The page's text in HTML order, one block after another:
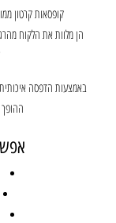
קופסאות קרטון
באמצעות הדפסה איכותית